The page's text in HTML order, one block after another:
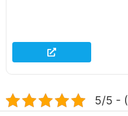
5/5 -